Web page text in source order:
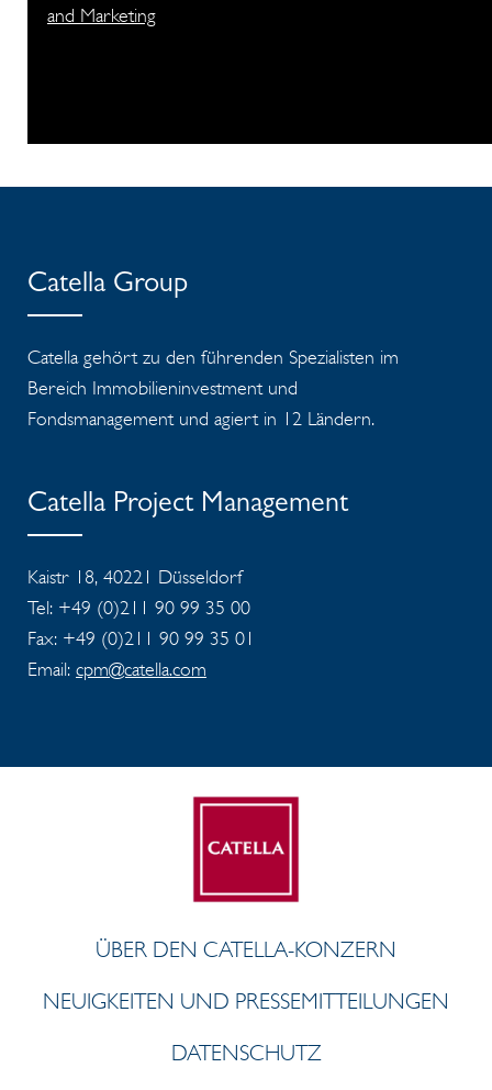
and Marketing
Catella Group
Catella gehört zu den führenden Spezialisten im
Bereich Immobilieninvestment und
Fondsmanagement und agiert in 12 Ländern.
Catella Project Management
Kaistr 18, 40221 Düsseldorf
Tel: +49 (0)211 90 99 35 00
Fax: +49 (0)211 90 99 35 01
Email: cpm@catella.com
ÜBER DEN CATELLA-KONZERN
NEUIGKEITEN UND PRESSEMITTEILUNGEN
DATENSCHUTZ